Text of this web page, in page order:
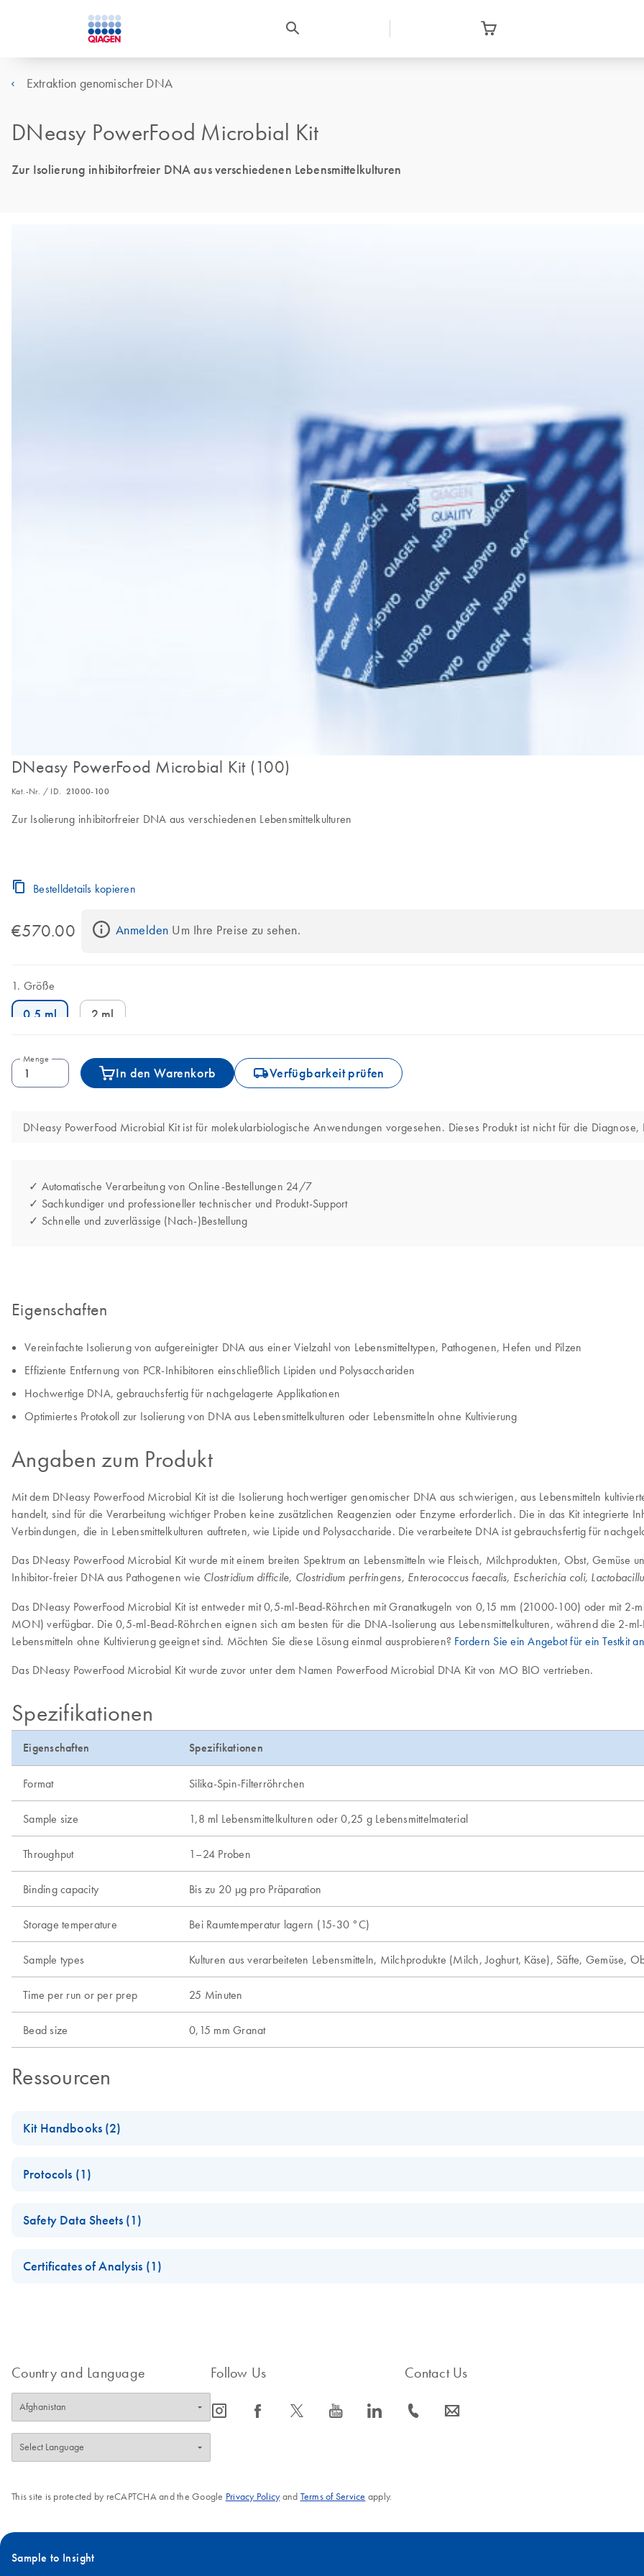
Extraktion genomischer DNA
DNeasy PowerFood Microbial Kit
Zur Isolierung inhibitorfreier DNA aus verschiedenen Lebensmittelkulturen
DNeasy PowerFood Microbial Kit (100)
Kat.-Nr. / ID.21000-100
Zur Isolierung inhibitorfreier DNA aus verschiedenen Lebensmittelkulturen
Bestelldetails kopieren
€570.00 Anmelden Um Ihre Preise zu sehen.
Größe
0.5 ml 2 ml
Menge
In den Warenkorb icon_0062_deliver-s Verfügbarkeit prüfen
DNeasy PowerFood Microbial Kit ist für molekularbiologische Anwendungen vorgesehen. Dieses Produkt ist nicht für die
✓ Automatische Verarbeitung von Online-Bestellungen 24/7
✓ Sachkundiger und professioneller technischer und Produkt-Support
✓ Schnelle und zuverlässige (Nach-)Bestellung
Eigenschaften
Vereinfachte Isolierung von aufgereinigter DNA aus einer Vielzahl von Lebensmitteltypen, Pathogenen, Hefen und Pilzen
Effiziente Entfernung von PCR-Inhibitoren einschließlich Lipiden und Polysacchariden
Hochwertige DNA, gebrauchsfertig für nachgelagerte Applikationen
Optimiertes Protokoll zur Isolierung von DNA aus Lebensmittelkulturen oder Lebensmitteln ohne Kultivierung
Angaben zum Produkt
Mit dem DNeasy PowerFood Microbial Kit ist die Isolierung hochwertiger genomischer DNA aus schwierigen, aus Lebensmitteln
handelt, sind für die Verarbeitung wichtiger Proben keine zusätzlichen Reagenzien oder Enzyme erforderlich. Die in das Kit integrierte
Verbindungen, die in Lebensmittelkulturen auftreten, wie Lipide und Polysaccharide. Die verarbeitete DNA ist gebrauchsfertig für
Das DNeasy PowerFood Microbial Kit wurde mit einem breiten Spektrum an Lebensmitteln wie Fleisch, Milchprodukten, Obst, Gemüse
Inhibitor-freier DNA aus Pathogenen wie Clostridium difficile, Clostridium perfringens, Enterococcus faecalis, Escherichia coli,
Das DNeasy PowerFood Microbial Kit ist entweder mit 0,5-ml-Bead-Röhrchen mit Granatkugeln von 0,15 mm (21000-100) oder mit
MON) verfügbar. Die 0,5-ml-Bead-Röhrchen eignen sich am besten für die DNA-Isolierung aus Lebensmittelkulturen, während die 2-
Lebensmitteln ohne Kultivierung geeignet sind. Möchten Sie diese Lösung einmal ausprobieren? Fordern Sie ein Angebot für ein Testkit an
Das DNeasy PowerFood Microbial Kit wurde zuvor unter dem Namen PowerFood Microbial DNA Kit von MO BIO vertrieben.
Spezifikationen
Eigenschaften Spezifikationen
Format Silika-Spin-Filterröhrchen
Sample size 1,8 ml Lebensmittelkulturen oder 0,25 g Lebensmittelmaterial
Throughput 1–24 Proben
Binding capacity Bis zu 20 µg pro Präparation
Storage temperature Bei Raumtemperatur lagern (15-30 °C)
Sample types Kulturen aus verarbeiteten Lebensmitteln, Milchprodukte (Milch, Joghurt, Käse), Säfte, Gemüse,
Time per run or per prep 25 Minuten
Bead size 0,15 mm Granat
Ressourcen
Kit Handbooks (2)
Protocols (1)
Safety Data Sheets (1)
Certificates of Analysis (1)
Country and Language Follow Us
icon_0065_instagram-s icon_0064_facebook-s icon_0340_cc_gen_x-s icon_0077_youtube-s icon_0066_linkedin-s
Contact Us
icon_0072_phone-s icon_0063_envelope-s
This site is protected by reCAPTCHA and the Google Privacy Policyand Terms of Service apply.
Sample to Insight